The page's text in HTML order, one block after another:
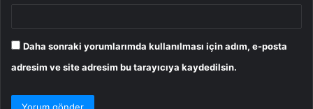
Daha sonraki yorumlarımda kullanılması için adım, e-posta
adresim ve site adresim bu tarayıcıya kaydedilsin.